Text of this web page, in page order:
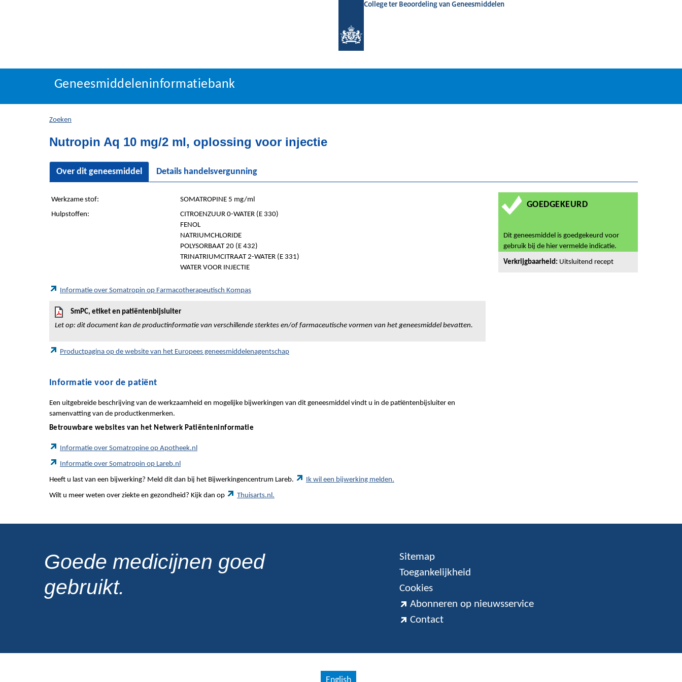
College ter Beoordeling van Geneesmiddelen
Geneesmiddeleninformatiebank
U
hier:
Geneesmiddeleninformatiebank
Zoeken
Nutropin Aq 10 mg/2 ml, oplossing voor injectie
Over dit geneesmiddel Details handelsvergunning
Werkzame stof:
SOMATROPINE 5 mg/ml
Hulpstoffen:
CITROENZUUR 0-WATER (E 330)
FENOL
NATRIUMCHLORIDE
POLYSORBAAT 20 (E 432)
TRINATRIUMCITRAAT 2-WATER (E 331)
WATER VOOR INJECTIE
Informatie over Somatropin op Farmacotherapeutisch Kompas
SmPC, etiket en patiëntenbijsluiter
Let op: dit document kan de productinformatie van verschillende sterktes en/of farmaceutische vormen van het geneesmiddel bevatten.
Productpagina op de website van het Europees geneesmiddelenagentschap
Informatie voor de patiënt
Een uitgebreide beschrijving van de werkzaamheid en mogelijke bijwerkingen van dit geneesmiddel vindt u in de patiëntenbijsluiter en
samenvatting van de productkenmerken.
Betrouwbare websites van het Netwerk Patiënteninformatie
Informatie over Somatropine op Apotheek.nl
Informatie over Somatropin op Lareb.nl
Heeft u last van een bijwerking? Meld dit dan bij het Bijwerkingencentrum Lareb. Ik wil een bijwerking melden.
Wilt u meer weten over ziekte en gezondheid? Kijk dan op Thuisarts.nl.
GOEDGEKEURD
Dit geneesmiddel is goedgekeurd voor
gebruik bij de hier vermelde indicatie.
Verkrijgbaarheid: Uitsluitend recept
Goede medicijnen goed
gebruikt.
Sitemap
Toegankelijkheid
Cookies
Abonneren op nieuwsservice
Contact